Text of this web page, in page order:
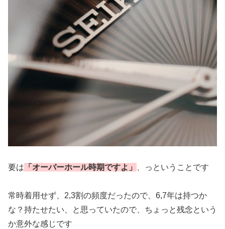
要は 「オーバーホール時期ですよ」 、っということです
常時着用せず、2,3割の頻度だったので、6,7年は持つか
な？持たせたい、と思っていたので、ちょっと残念という
か意外な感じです